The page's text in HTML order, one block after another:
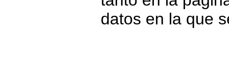
datos en la que